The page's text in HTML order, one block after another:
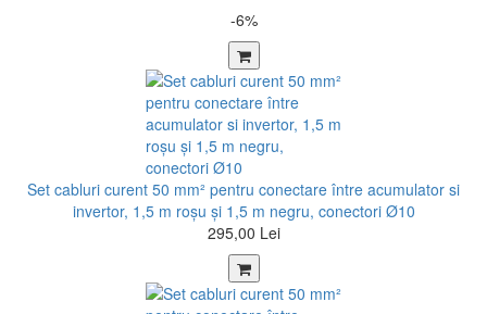
-6%
Set cabluri curent 50 mm² pentru conectare între acumulator si
invertor, 1,5 m roșu şi 1,5 m negru, conectori Ø10
295,00 Lei